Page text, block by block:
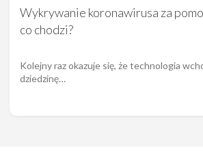
Wykrywanie koronawirusa za
co chodzi?
Kolejny raz okazuje się, że technologia
dziedzinę…